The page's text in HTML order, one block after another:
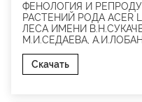
ФЕНОЛОГИЯ И
РАСТЕНИЙ РОДА ACER
ЛЕСА ИМЕНИ
М.И.СЕДАЕВА,
Скачать